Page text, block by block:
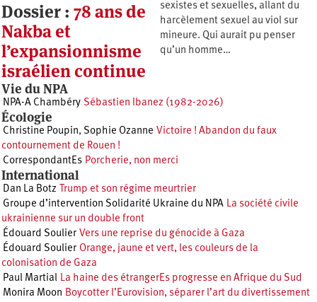
sexistes et sexuelles, allant du
harcèlement sexuel au viol sur
mineure. Qui aurait pu penser
qu’un homme…
Dossier : 78 ans de
Nakba et
l’expansionnisme
israélien continue
Vie du NPA
NPA-A Chambéry Sébastien Ibanez (1982-2026)
Écologie
Christine Poupin, Sophie Ozanne Victoire ! Abandon du faux
contournement de Rouen !
CorrespondantEs Porcherie, non merci
International
Dan La Botz Trump et son régime meurtrier
Groupe d’intervention Solidarité Ukraine du NPA La société civile
ukrainienne sur un double front
Édouard Soulier Vers une reprise du génocide à Gaza
Édouard Soulier Orange, jaune et vert, les couleurs de la
colonisation de Gaza
Paul Martial La haine des étrangerEs progresse en Afrique du Sud
Monira Moon Boycotter l’Eurovision, séparer l’art du divertissement